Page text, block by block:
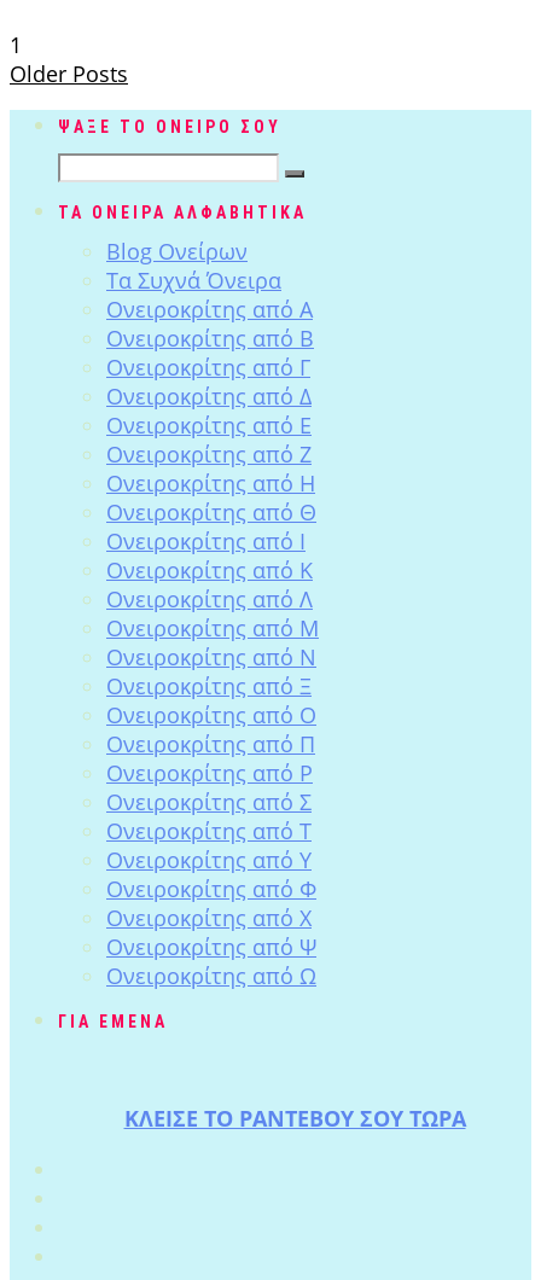
1
Older Posts
ΨΑΞΕ ΤΟ ΟΝΕΙΡΟ ΣΟΥ
ΤΑ ΟΝΕΙΡΑ ΑΛΦΑΒΗΤΙΚΑ
Blog Ονείρων
Tα Συχνά Όνειρα
Ονειροκρίτης από Α
Ονειροκρίτης από Β
Ονειροκρίτης από Γ
Ονειροκρίτης από Δ
Ονειροκρίτης από Ε
Ονειροκρίτης από Ζ
Ονειροκρίτης από Η
Ονειροκρίτης από Θ
Ονειροκρίτης από Ι
Ονειροκρίτης από Κ
Ονειροκρίτης από Λ
Ονειροκρίτης από Μ
Ονειροκρίτης από Ν
Ονειροκρίτης από Ξ
Ονειροκρίτης από Ο
Ονειροκρίτης από Π
Ονειροκρίτης από Ρ
Ονειροκρίτης από Σ
Ονειροκρίτης από Τ
Ονειροκρίτης από Υ
Ονειροκρίτης από Φ
Ονειροκρίτης από Χ
Ονειροκρίτης από Ψ
Ονειροκρίτης από Ω
ΓΙΑ ΕΜΕΝΑ
ΚΛΕΙΣΕ ΤΟ ΡΑΝΤΕΒΟΥ ΣΟΥ ΤΩΡΑ